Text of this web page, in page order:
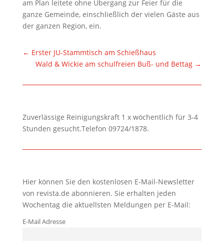
am Plan leitete ohne Übergang zur Feier für die
ganze Gemeinde, einschließlich der vielen Gäste aus
der ganzen Region, ein.
← Erster JU-Stammtisch am Schießhaus
Wald & Wickie am schulfreien Buß- und Bettag →
Zuverlässige Reinigungskraft 1 x wöchentlich für 3-4
Stunden gesucht.Telefon 09724/1878.
Hier können Sie den kostenlosen E-Mail-Newsletter
von revista.de abonnieren. Sie erhalten jeden
Wochentag die aktuellsten Meldungen per E-Mail:
E-Mail Adresse